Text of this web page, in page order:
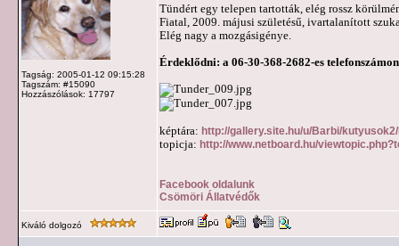
Tagság: 2005-01-12 09:15:28
Tagszám: #15090
Hozzászólások: 17797
Tündért egy telepen tartották, elég rossz
Fiatal, 2009. májusi születésű, ivartalanított
Elég nagy a mozgásigénye.
Érdeklődni: a 06-30-368-2682-es
képtára: http://gallery.site.hu/u/Barbi/
topicja: http://www.netboard.hu/
Facebook oldalunk
Csömöri Állatvédők
Kiváló dolgozó